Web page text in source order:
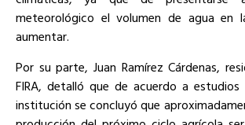
meteorológico el volumen de agua en
aumentar.
Por su parte, Juan Ramírez Cárdenas,
FIRA, detalló que de acuerdo a
institución se concluyó que